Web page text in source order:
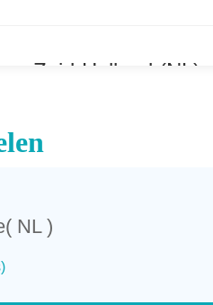
Zuid-Holland (NL)
NL )